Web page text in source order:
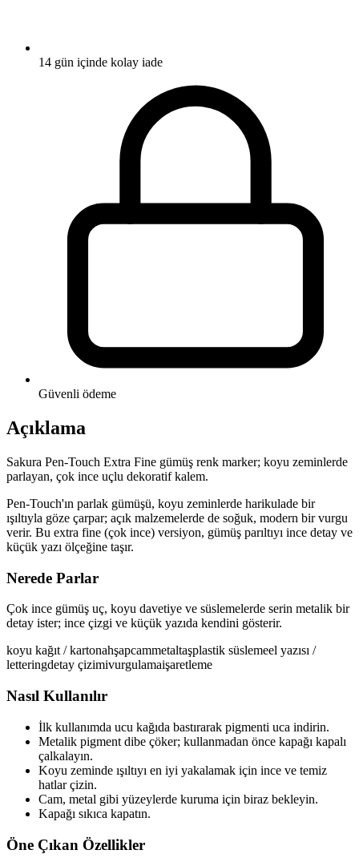
14 gün içinde kolay iade
Güvenli ödeme
Açıklama
Sakura Pen-Touch Extra Fine gümüş renk marker; koyu zeminlerde
parlayan, çok ince uçlu dekoratif kalem.
Pen-Touch'ın parlak gümüşü, koyu zeminlerde harikulade bir
ışıltıyla göze çarpar; açık malzemelerde de soğuk, modern bir vurgu
verir. Bu extra fine (çok ince) versiyon, gümüş parıltıyı ince detay ve
küçük yazı ölçeğine taşır.
Nerede Parlar
Çok ince gümüş uç, koyu davetiye ve süslemelerde serin metalik bir
detay ister; ince çizgi ve küçük yazıda kendini gösterir.
koyu kağıt / kartonahşapcammetaltaşplastik süslemeel yazısı /
letteringdetay çizimivurgulamaişaretleme
Nasıl Kullanılır
İlk kullanımda ucu kağıda bastırarak pigmenti uca indirin.
Metalik pigment dibe çöker; kullanmadan önce kapağı kapalı
çalkalayın.
Koyu zeminde ışıltıyı en iyi yakalamak için ince ve temiz
hatlar çizin.
Cam, metal gibi yüzeylerde kuruma için biraz bekleyin.
Kapağı sıkıca kapatın.
Öne Çıkan Özellikler